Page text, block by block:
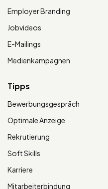
Employer Branding
Jobvideos
E-Mailings
Medienkampagnen
Tipps
Bewerbungsgespräch
Optimale Anzeige
Rekrutierung
Soft Skills
Karriere
Mitarbeiterbindung